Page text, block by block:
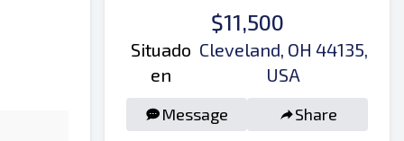
$11,500
Situado
en
Cleveland, OH 44135,
USA
Message Share